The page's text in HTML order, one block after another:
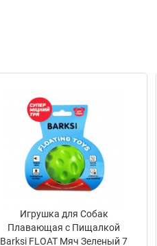
Игрушка для Собак
Плавающая с Пищалкой
Barksi FLOAT Мяч Зеленый 7